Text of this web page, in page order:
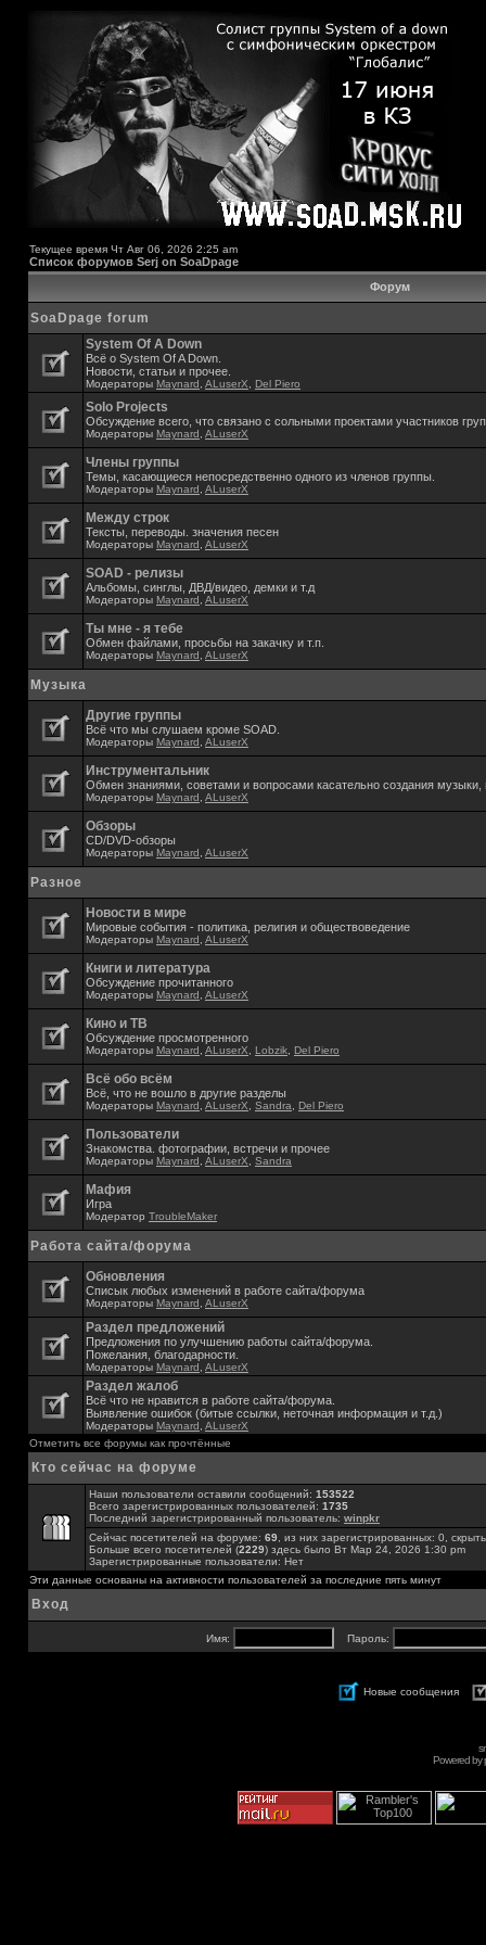
Текущее время Чт Авг 06, 2026 2:25 am
Список форумов Serj on SoaDpage
Форум
SoaDpage forum
System Of A Down
Всё о System Of A Down.
Новости, статьи и прочее.
Модераторы Maynard ALuserX Del Piero
Solo Projects
Обсуждение всего, что связано с сольными проектами участников
Модераторы Maynard ALuserX
Члены группы
Темы, касающиеся непосредственно одного из членов группы.
Модераторы Maynard ALuserX
Между строк
Тексты, переводы. значения песен
Модераторы Maynard ALuserX
SOAD - релизы
Альбомы, синглы, ДВД/видео, демки и т.д
Модераторы Maynard ALuserX
Ты мне - я тебе
Обмен файлами, просьбы на закачку и т.п.
Модераторы Maynard ALuserX
Музыка
Другие группы
Всё что мы слушаем кроме SOAD.
Модераторы Maynard ALuserX
Инструментальник
Обмен знаниями, советами и вопросами касательно создания музыки,
Модераторы Maynard ALuserX
Обзоры
CD/DVD-обзоры
Модераторы Maynard ALuserX
Разное
Новости в мире
Мировые события - политика, религия и обществоведение
Модераторы Maynard ALuserX
Книги и литература
Обсуждение прочитанного
Модераторы Maynard ALuserX
Кино и ТВ
Обсуждение просмотренного
Модераторы Maynard ALuserX Lobzik Del Piero
Всё обо всём
Всё, что не вошло в другие разделы
Модераторы Maynard ALuserX Sandra Del Piero
Пользователи
Знакомства. фотографии, встречи и прочее
Модераторы Maynard ALuserX Sandra
Мафия
Игра
Модератор TroubleMaker
Работа сайта/форума
Обновления
Списык любых изменений в работе сайта/форума
Модераторы Maynard ALuserX
Раздел предложений
Предложения по улучшению работы сайта/форума.
Пожелания, благодарности.
Модераторы Maynard ALuserX
Раздел жалоб
Всё что не нравится в работе сайта/форума.
Выявление ошибок (битые ссылки, неточная информация и т.д.)
Модераторы Maynard ALuserX
Отметить все форумы как прочтённые
Кто сейчас на форуме
Наши пользователи оставили сообщений: 153522
Всего зарегистрированных пользователей: 1735
Последний зарегистрированный пользователь: winpkr
Сейчас посетителей на форуме: 69 , из них зарегистрированных: 0,
Больше всего посетителей (2229) здесь было Вт Мар 24, 2026 1:30 pm
Зарегистрированные пользователи: Нет
Эти данные основаны на активности пользователей за последние пять минут
Вход
Имя: Пароль:
Новые сообщения
Powered by